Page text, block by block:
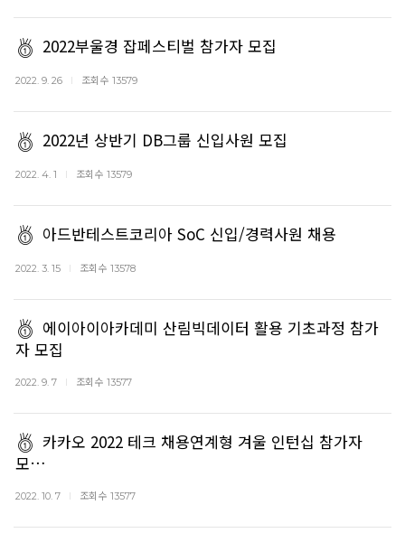
2022부울경 잡페스티벌 참가자 모집
2022. 9. 26 조회수 13579
2022년 상반기 DB그룹 신입사원 모집
2022. 4. 1 조회수 13579
아드반테스트코리아 SoC 신입/경력사원 채용
2022. 3. 15 조회수 13578
에이아이아카데미 산림빅데이터 활용 기초과정 참가
자 모집
2022. 9. 7 조회수 13577
카카오 2022 테크 채용연계형 겨울 인턴십 참가자
모…
2022. 10. 7 조회수 13577